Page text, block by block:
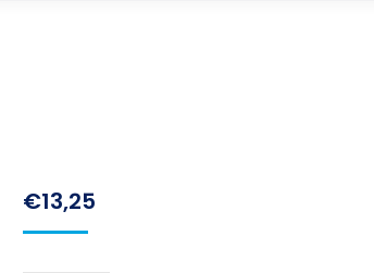
€13,25